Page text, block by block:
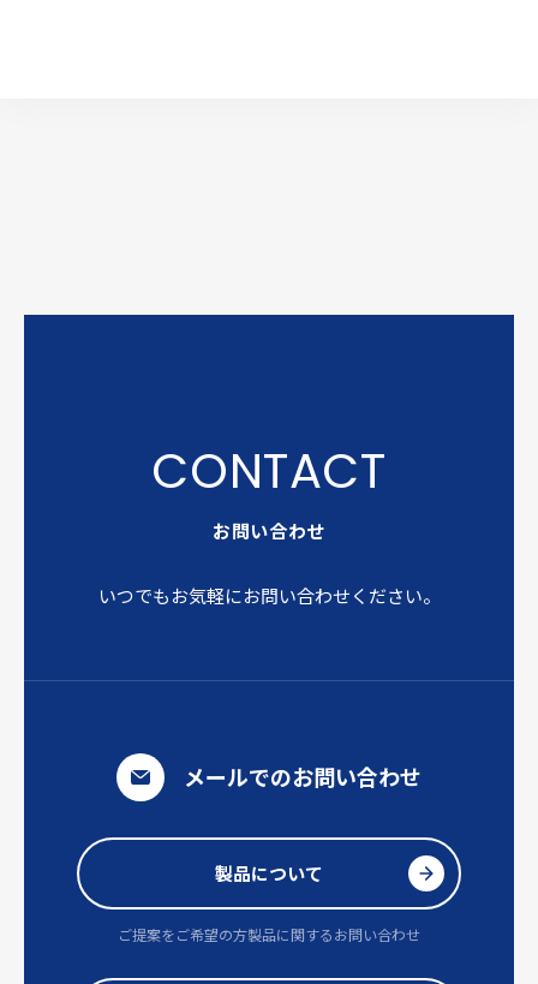
お問い合わせ
いつでもお気軽にお問い合わせください。
メールでのお問い合わせ
製品について
ご提案をご希望の方製品に関するお問い合わせ